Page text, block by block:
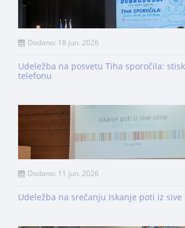
Dodano: 18 jun. 2026
Udeležba na posvetu Tiha sporočila:
telefonu
Dodano: 11 jun. 2026
Udeležba na srečanju Iskanje poti iz sive